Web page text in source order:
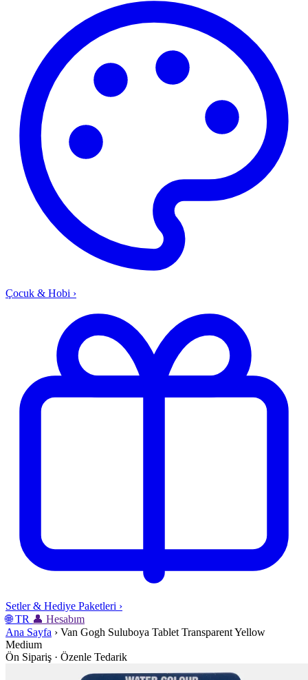
Çocuk & Hobi ›
Setler & Hediye Paketleri ›
🌐 TR 👤 Hesabım
Ana Sayfa › Van Gogh Suluboya Tablet Transparent Yellow
Medium
Ön Sipariş · Özenle Tedarik